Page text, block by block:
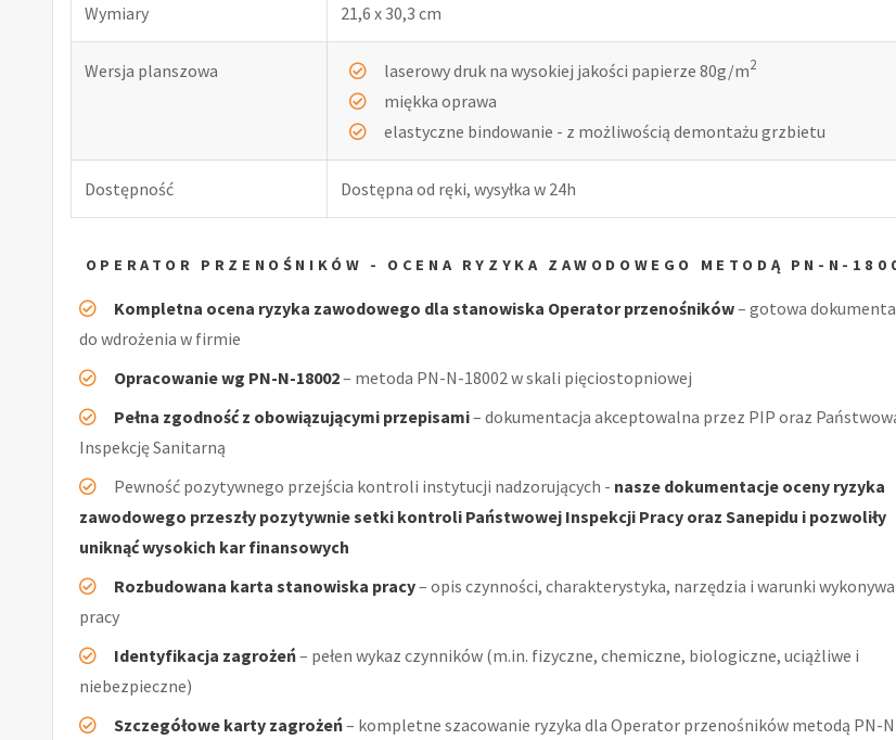
Wymiary 21,6 x 30,3 cm
Wersja planszowa laserowy druk na wysokiej jakości papierze 80g/m2
miękka oprawa
elastyczne bindowanie - z możliwością demontażu grzbietu
Dostępność Dostępna od ręki, wysyłka w 24h
OPERATOR PRZENOŚNIKÓW - OCENA RYZYKA ZAWODOWEGO METODĄ PN-N-
Kompletna ocena ryzyka zawodowego dla stanowiska Operator przenośników– gotowa
do wdrożenia w firmie
Opracowanie wg PN-N-18002– metoda PN-N-18002 w skali pięciostopniowej
Pełna zgodność z obowiązującymi przepisami– dokumentacja akceptowalna przez PIP oraz
Inspekcję Sanitarną
Pewność pozytywnego przejścia kontroli instytucji nadzorujących - nasze dokumentacje oceny ryzyka
zawodowego przeszły pozytywnie setki kontroli Państwowej Inspekcji Pracy oraz Sanepidu i pozwoliły
uniknąć wysokich kar finansowych
Rozbudowana karta stanowiska pracy– opis czynności, charakterystyka, narzędzia i warunki
pracy
Identyfikacja zagrożeń– pełen wykaz czynników (m.in. fizyczne, chemiczne, biologiczne, uciążliwe i
niebezpieczne)
Szczegółowe karty zagrożeń– kompletne szacowanie ryzyka dla Operator przenośników metodą PN-